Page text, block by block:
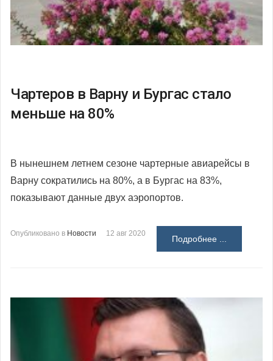
Чартеров в Варну и Бургас стало
меньше на 80%
В нынешнем летнем сезоне чартерные авиарейсы в
Варну сократились на 80%, а в Бургас на 83%,
показывают данные двух аэропортов.
Опубликовано в Новости 12 авг 2020
Подробнее ...